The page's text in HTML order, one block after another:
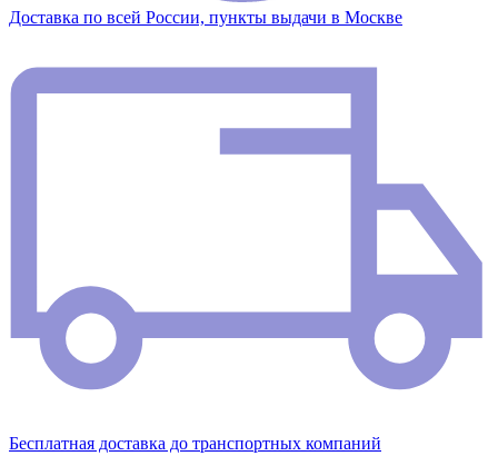
Доставка по всей России, пункты выдачи в Москве
Бесплатная доставка до транспортных компаний